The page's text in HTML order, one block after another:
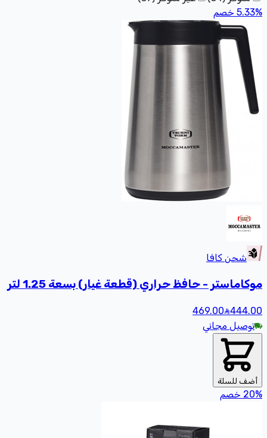
5.33% خصم
شحن كافا
موكاماستر - حافظ حراري (قطعة غيار) بسعة 1.25 لتر
444.00
469.00
توصيل مجاني
أضف للسلة
20% خصم